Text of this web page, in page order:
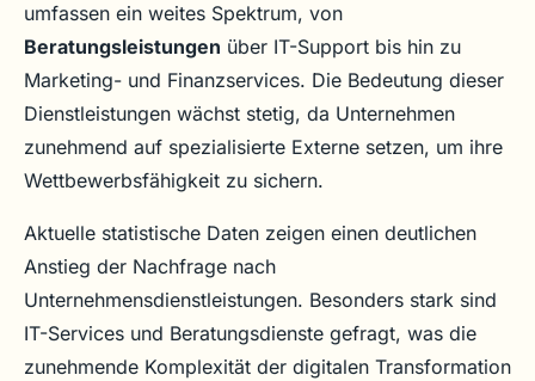
umfassen ein weites Spektrum, von
Beratungsleistungen über IT-Support bis hin zu
Marketing- und Finanzservices. Die Bedeutung dieser
Dienstleistungen wächst stetig, da Unternehmen
zunehmend auf spezialisierte Externe setzen, um ihre
Wettbewerbsfähigkeit zu sichern.
Aktuelle statistische Daten zeigen einen deutlichen
Anstieg der Nachfrage nach
Unternehmensdienstleistungen. Besonders stark sind
IT-Services und Beratungsdienste gefragt, was die
zunehmende Komplexität der digitalen Transformation